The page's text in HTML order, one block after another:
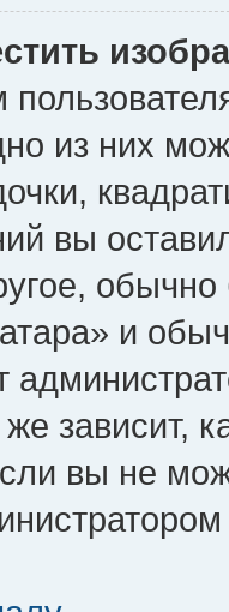
из них
вы
и
же зависит,
вы не